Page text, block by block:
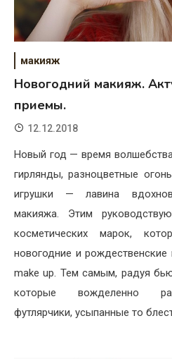
макияж
Новогодний макияж.
приемы.
12.12.2018
Новый год — время
гирлянды, разноцветные
игрушки — лавина
макияжа. Этим
косметических марок,
новогодние и
make up. Тем самым, радуя
которые вожделенно
футлярчики, усыпанные то